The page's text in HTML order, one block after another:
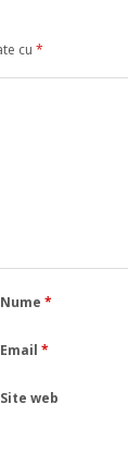
cu *
Nume *
Email *
Site web